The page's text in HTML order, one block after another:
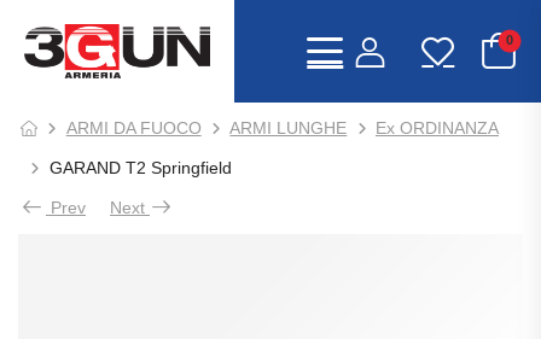
0
ARMI DA FUOCO ARMI LUNGHE Ex ORDINANZA
GARAND T2 Springfield
Prev Next